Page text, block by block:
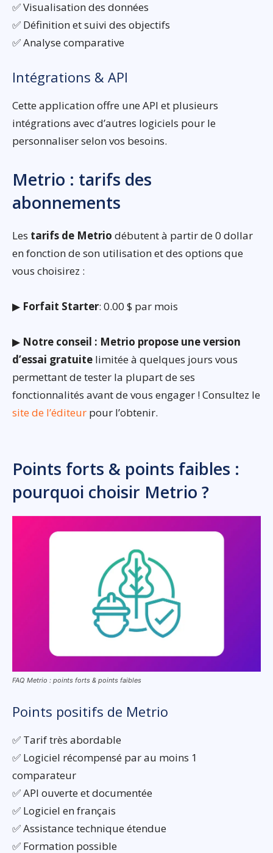
✅ Visualisation des données
✅ Définition et suivi des objectifs
✅ Analyse comparative
Intégrations & API
Cette application offre une API et plusieurs
intégrations avec d’autres logiciels pour le
personnaliser selon vos besoins.
Metrio : tarifs des
abonnements
Les tarifs de Metrio débutent à partir de 0 dollar
en fonction de son utilisation et des options que
vous choisirez :
▶ Forfait Starter: 0.00 $ par mois
▶ Notre conseil : Metrio propose une version
d’essai gratuite limitée à quelques jours vous
permettant de tester la plupart de ses
fonctionnalités avant de vous engager ! Consultez le
site de l’éditeur pour l’obtenir.
Points forts & points faibles :
pourquoi choisir Metrio ?
FAQ Metrio : points forts & points faibles
Points positifs de Metrio
✅ Tarif très abordable
✅ Logiciel récompensé par au moins 1
comparateur
✅ API ouverte et documentée
✅ Logiciel en français
✅ Assistance technique étendue
✅ Formation possible